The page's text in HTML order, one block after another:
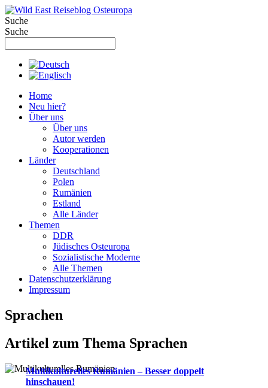
Zum
Inhalt
springen
Suche
Suche
Home
Neu hier?
Über uns
Über uns
Autor werden
Kooperationen
Länder
Deutschland
Polen
Rumänien
Estland
Alle Länder
Themen
DDR
Jüdisches Osteuropa
Sozialistische Moderne
Alle Themen
Datenschutzerklärung
Impressum
Sprachen
Artikel zum Thema Sprachen
Multikulturelles Rumänien – Besser doppelt
hinschauen!